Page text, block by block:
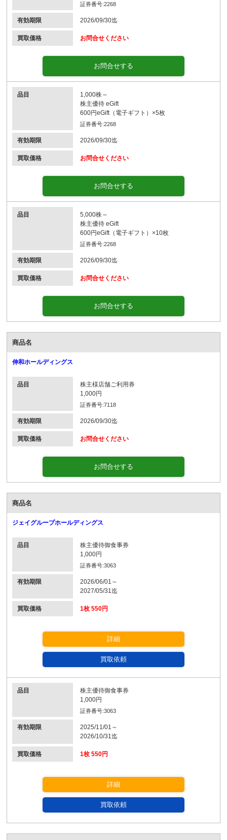
証券番号:2268
有効期限 2026/09/30迄
買取価格 お問合せください
お問合せする
品目
1,000株～
株主優待 eGift
600円eGift（電子ギフト）×5枚
証券番号:2268
有効期限 2026/09/30迄
買取価格 お問合せください
お問合せする
品目
5,000株～
株主優待 eGift
600円eGift（電子ギフト）×10枚
証券番号:2268
有効期限 2026/09/30迄
買取価格 お問合せください
お問合せする
商品名
伸和ホールディングス
品目
株主様店舗ご利用券
1,000円
証券番号:7118
有効期限 2026/09/30迄
買取価格 お問合せください
お問合せする
商品名
ジェイグループホールディングス
品目
株主優待御食事券
1,000円
証券番号:3063
有効期限
2026/06/01～
2027/05/31迄
買取価格 1枚 550円
詳細
買取依頼
品目
株主優待御食事券
1,000円
証券番号:3063
有効期限
2025/11/01～
2026/10/31迄
買取価格 1枚 550円
詳細
買取依頼